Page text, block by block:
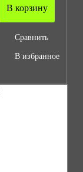
В корзину
Сравнить
В избранное